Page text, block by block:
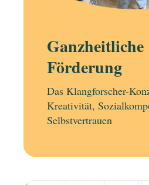
Ganzheitliche
Förderung
Das Klangforscher-
Kreativität,
Selbstvertrauen